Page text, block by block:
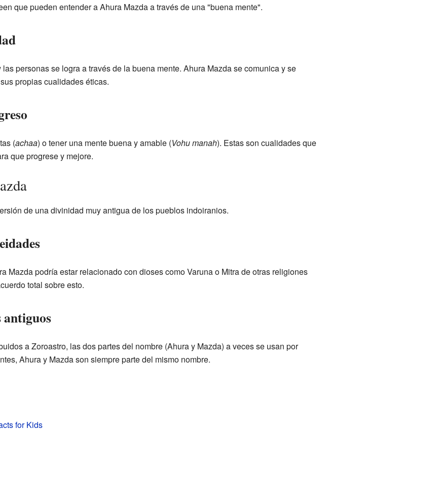
que pueden entender a Ahura Mazda a través de una "buena mente".
personas se logra a través de la buena mente. Ahura Mazda se comunica y se
propias cualidades éticas.
(achaa) o tener una mente buena y amable (Vohu manah). Estas son cualidades que
que progrese y mejore.
de una divinidad muy antigua de los pueblos indoiranios.
Mazda podría estar relacionado con dioses como Varuna o Mitra de otras religiones
total sobre esto.
a Zoroastro, las dos partes del nombre (Ahura y Mazda) a veces se usan por
Ahura y Mazda son siempre parte del mismo nombre.
for Kids